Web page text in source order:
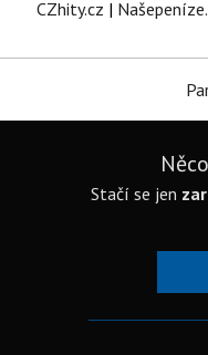
CZhity.cz |
Stačí se jen